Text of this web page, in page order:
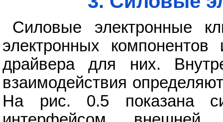
Силовые электронные
электронных
драйвера для них.
взаимодействия
На рис. 0.5 показана